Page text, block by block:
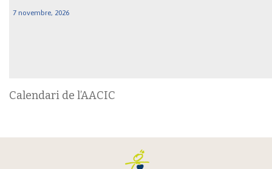
7 novembre, 2026
Calendari de l’AACIC